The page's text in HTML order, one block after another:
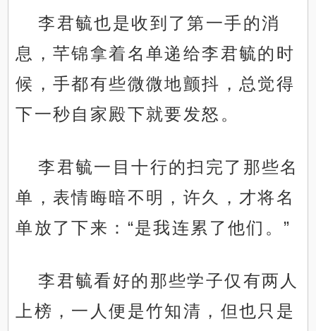
李君毓也是收到了第一手的消
息，芊锦拿着名单递给李君毓的时
候，手都有些微微地颤抖，总觉得
下一秒自家殿下就要发怒。
李君毓一目十行的扫完了那些名
单，表情晦暗不明，许久，才将名
单放了下来：“是我连累了他们。”
李君毓看好的那些学子仅有两人
上榜，一人便是竹知清，但也只是